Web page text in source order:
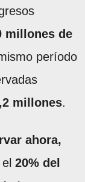
millones de
período
millones.
ahora,
20% del